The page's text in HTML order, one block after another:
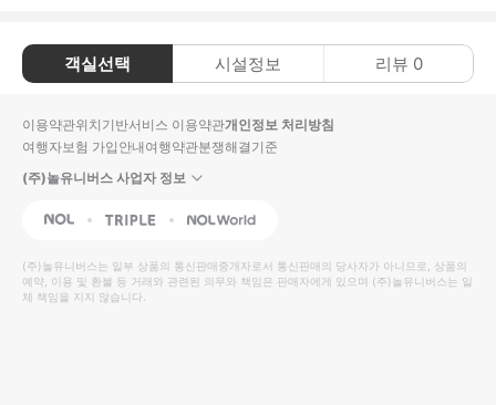
객실선택 시설정보 리뷰 0
이용약관위치기반서비스 이용약관개인정보 처리방침
여행자보험 가입안내여행약관분쟁해결기준
(주)놀유니버스 사업자 정보
NOL Triple Interpark Global
(주)놀유니버스는 일부 상품의 통신판매중개자로서 통신판매의 당사자가 아니므로, 상품의
예약, 이용 및 환불 등 거래와 관련된 의무와 책임은 판매자에게 있으며 (주)놀유니버스는 일
체 책임을 지지 않습니다.